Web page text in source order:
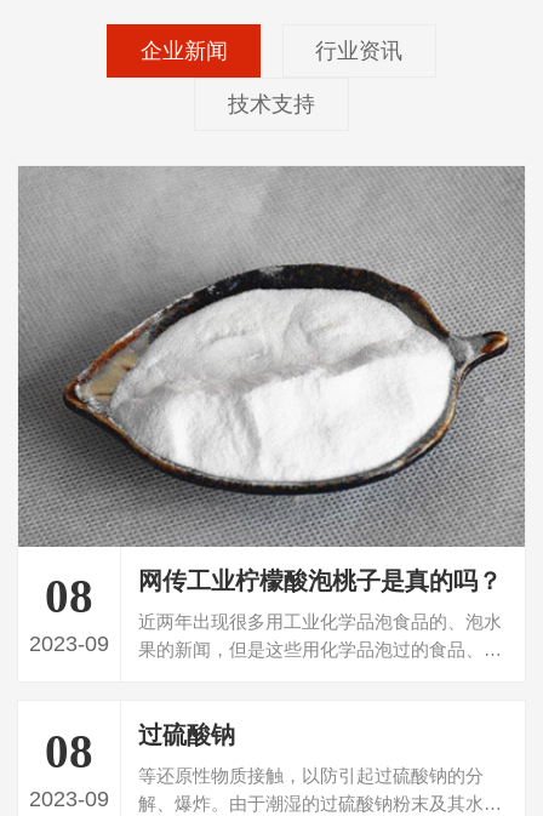
企业新闻 行业资讯
技术支持
08
2023-09
网传工业柠檬酸泡桃子是真的吗？
近两年出现很多用工业化学品泡食品的、泡水
果的新闻，但是这些用化学品泡过的食品、水
但至于能不...
08
2023-09
过硫酸钠
等还原性物质接触，以防引起过硫酸钠的分
解、爆炸。由于潮湿的过硫酸钠粉末及其水溶